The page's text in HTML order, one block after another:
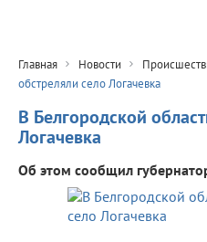
Главная Новости
обстреляли село Логачевка
В Белгородской
Логачевка
Об этом сообщил